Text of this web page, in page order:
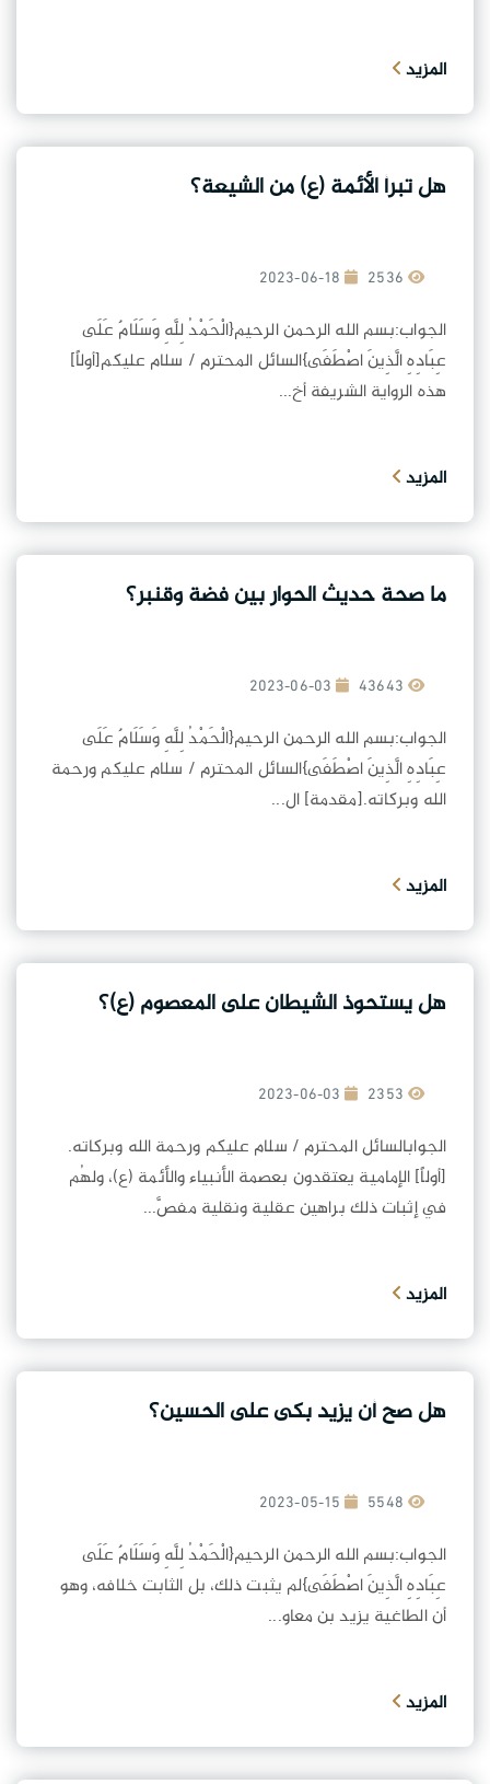
المزيد
هل تبرأ الأئمة (ع) من الشيعة؟
2023-06-18
الجواب:بسم الله الرحمن الرحيم{الْحَمْدُ لِلَّهِ وَسَلَامٌ عَلَى
عِبَادِهِ الَّذِينَ اصْطَفَى}السائل المحترم / سلام عليكم[أولاً]
هذه الرواية الشريفة أخ...
المزيد
ما صحة حديث الحوار بين فضة وقنبر؟
2023-06-03
الجواب:بسم الله الرحمن الرحيم{الْحَمْدُ لِلَّهِ وَسَلَامٌ عَلَى
عِبَادِهِ الَّذِينَ اصْطَفَى}السائل المحترم / سلام عليكم ورحمة
الله وبركاته.[مقدمة] ال...
المزيد
هل يستحوذ الشيطان على المعصوم (ع)؟
2023-06-03
الجوابالسائل المحترم / سلام عليكم ورحمة الله وبركاته.
[أولاً] الإمامية يعتقدون بعصمة الأنبياء والأئمة (ع)، ولهُم
في إثبات ذلك براهين عقلية ونقلية مفصَّ...
المزيد
هل صح أن يزيد بكى على الحسين؟
2023-05-15
الجواب:بسم الله الرحمن الرحيم{الْحَمْدُ لِلَّهِ وَسَلَامٌ عَلَى
عِبَادِهِ الَّذِينَ اصْطَفَى}لم يثبت ذلك، بل الثابت خلافه، وهو
أن الطاغية يزيد بن معاو...
المزيد